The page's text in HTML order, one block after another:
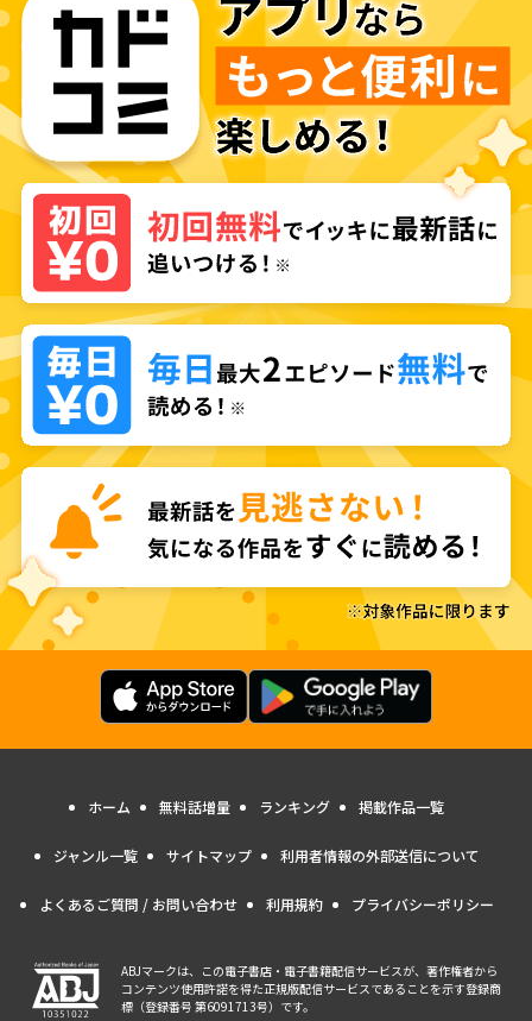
ホーム 無料話増量 ランキング 掲載作品一覧
ジャンル一覧 サイトマップ 利用者情報の外部送信について
よくあるご質問 / お問い合わせ 利用規約 プライバシーポリシー
ABJマークは、この電子書店・電子書籍配信サービスが、著作権者から
コンテンツ使用許諾を得た正規版配信サービスであることを示す登録商
標（登録番号 第6091713号）です。